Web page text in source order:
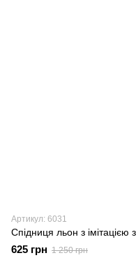
Артикул: 6031
Спідниця льон з
625 грн 1 250 грн